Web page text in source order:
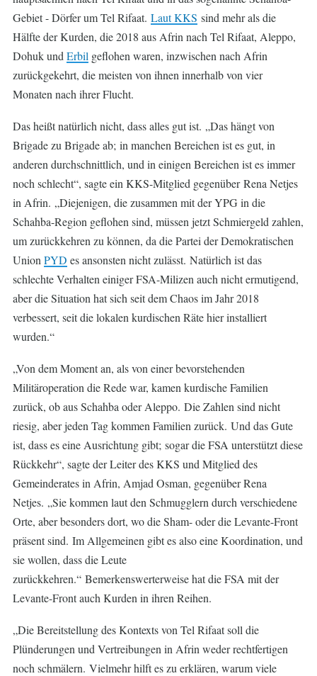
Gebiet - Dörfer um Tel Rifaat. Laut KKS sind mehr als die
Hälfte der Kurden, die 2018 aus Afrin nach Tel Rifaat, Aleppo,
Dohuk und Erbil geflohen waren, inzwischen nach Afrin
zurückgekehrt, die meisten von ihnen innerhalb von vier
Monaten nach ihrer Flucht.
Das heißt natürlich nicht, dass alles gut ist. „Das hängt von
Brigade zu Brigade ab; in manchen Bereichen ist es gut, in
anderen durchschnittlich, und in einigen Bereichen ist es immer
noch schlecht“, sagte ein KKS-Mitglied gegenüber Rena Netjes
in Afrin. „Diejenigen, die zusammen mit der YPG in die
Schahba-Region geflohen sind, müssen jetzt Schmiergeld zahlen,
um zurückkehren zu können, da die Partei der Demokratischen
Union PYD es ansonsten nicht zulässt. Natürlich ist das
schlechte Verhalten einiger FSA-Milizen auch nicht ermutigend,
aber die Situation hat sich seit dem Chaos im Jahr 2018
verbessert, seit die lokalen kurdischen Räte hier installiert
wurden.“
„Von dem Moment an, als von einer bevorstehenden
Militäroperation die Rede war, kamen kurdische Familien
zurück, ob aus Schahba oder Aleppo. Die Zahlen sind nicht
riesig, aber jeden Tag kommen Familien zurück. Und das Gute
ist, dass es eine Ausrichtung gibt; sogar die FSA unterstützt diese
Rückkehr“, sagte der Leiter des KKS und Mitglied des
Gemeinderates in Afrin, Amjad Osman, gegenüber Rena
Netjes. „Sie kommen laut den Schmugglern durch verschiedene
Orte, aber besonders dort, wo die Sham- oder die Levante-Front
präsent sind. Im Allgemeinen gibt es also eine Koordination, und
sie wollen, dass die Leute
zurückkehren.“ Bemerkenswerterweise hat die FSA mit der
Levante-Front auch Kurden in ihren Reihen.
„Die Bereitstellung des Kontexts von Tel Rifaat soll die
Plünderungen und Vertreibungen in Afrin weder rechtfertigen
noch schmälern. Vielmehr hilft es zu erklären, warum viele